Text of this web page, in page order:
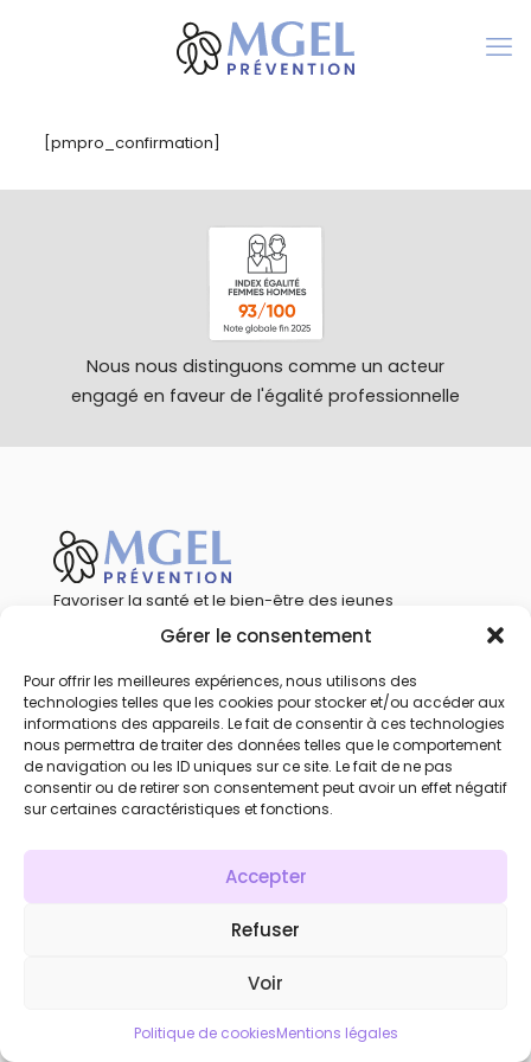
Gérer le consentement
Pour offrir les meilleures expériences, nous utilisons des
technologies telles que les cookies pour stocker et/ou accéder aux
informations des appareils. Le fait de consentir à ces technologies
nous permettra de traiter des données telles que le comportement
de navigation ou les ID uniques sur ce site. Le fait de ne pas
consentir ou de retirer son consentement peut avoir un effet négatif
sur certaines caractéristiques et fonctions.
Accepter
Refuser
Voir
Politique de cookiesMentions légales
[pmpro_confirmation]
Nous nous distinguons comme un acteur
engagé en faveur de l'égalité professionnelle
Favoriser la santé et le bien-être des jeunes
par la sensibilisation et la prévention.
Qui sommes-nous
Mentions légales
Statuts
Réglement mutualiste
Accès compte personnel